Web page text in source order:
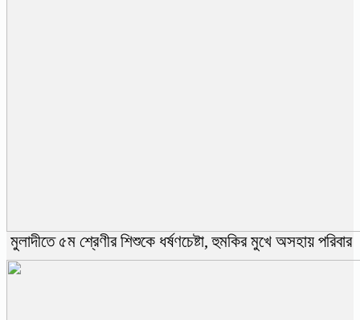
মুলাদীতে ৫ম শ্রেণীর শিশুকে ধর্ষণচেষ্টা, হুমকির মুখে অসহায় পরিবার